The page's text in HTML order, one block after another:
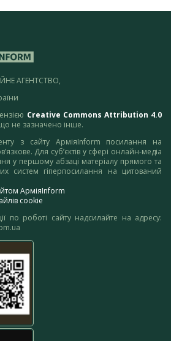
АГЕНТСТВО,
Creative Commons Attribution 4.0
не зазначено інше.
з сайту АрміяInform посилання на
Для суб’єктів у сфері онлайн-медіа
у першому абзаці матеріалу прямого та
систем гіперпосилання на цитований
АрміяInform
cookie
по роботі сайту надсилайте на адресу: